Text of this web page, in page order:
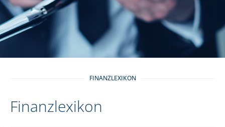
FINANZLEXIKON
Finanzlexikon